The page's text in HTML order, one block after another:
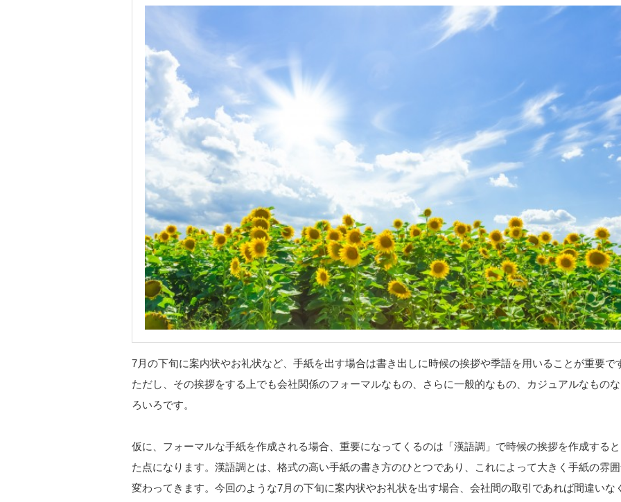
7月の下旬に案内状やお礼状など、手紙を出す場合は書き出しに時候の挨拶や季語を用いることが重要で
ただし、その挨拶をする上でも会社関係のフォーマルなもの、さらに一般的なもの、カジュアルなもの
ろいろです。
仮に、フォーマルな手紙を作成される場合、重要になってくるのは「漢語調」で時候の挨拶を作成する
た点になります。漢語調とは、格式の高い手紙の書き方のひとつであり、これによって大きく手紙の雰
変わってきます。今回のような7月の下旬に案内状やお礼状を出す場合、会社間の取引であれば間違いな